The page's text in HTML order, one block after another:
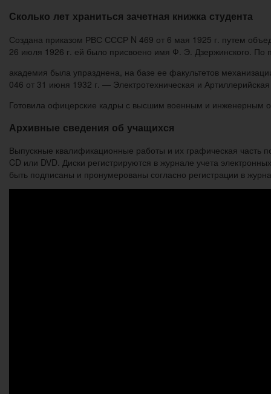
Сколько лет храниться зачетная книжка студента
Создана приказом РВС СССР N 469 от 6 мая 1925 г. путем
26 июля 1926 г. ей было присвоено имя Ф. Э. Дзержинского.
академия была упразднена, на базе ее факультетов
046 от 31 июня 1932 г. — Электротехническая и
Готовила офицерские кадры с высшим военным и инженерным
Архивные сведения об учащихся
Выпускные квалификационные работы и их графическая
CD или DVD. Диски регистрируются в журнале учета
быть подписаны и пронумерованы согласно регистрации в